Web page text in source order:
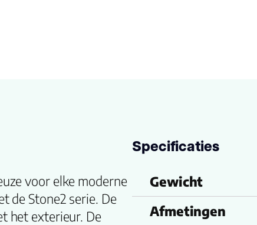
voor elke moderne
de Stone2 serie. De
het exterieur. De
Specificaties
Gewicht
Afmetingen